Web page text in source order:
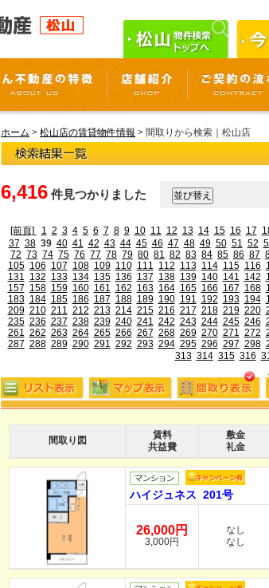
ホーム > 松山店の賃貸物件情報 > 間取りから検索｜松山店
6,416 件見つかりました
[前頁] 1 2 3 4 5 6 7 8 9 10 11 12 13 14 15 16 17
37 38 39 40 41 42 43 44 45 46 47 48 49 50 51 52
72 73 74 75 76 77 78 79 80 81 82 83 84 85 86 87
105 106 107 108 109 110 111 112 113 114 115 116
131 132 133 134 135 136 137 138 139 140 141 142
157 158 159 160 161 162 163 164 165 166 167 168
183 184 185 186 187 188 189 190 191 192 193 194
209 210 211 212 213 214 215 216 217 218 219 220
235 236 237 238 239 240 241 242 243 244 245 246
261 262 263 264 265 266 267 268 269 270 271 272
287 288 289 290 291 292 293 294 295 296 297 298
313 314 315 316
間取り図
賃料
共益費
敷金
礼金
ハイジュネス 201号
26,000円
3,000円
なし
なし